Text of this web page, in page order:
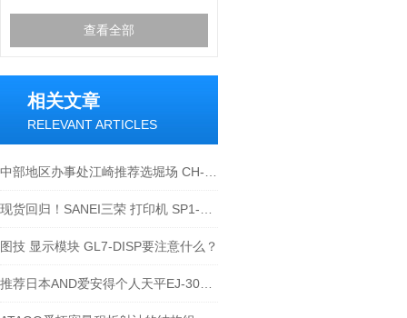
查看全部
相关文章
RELEVANT ARTICLES
图技 显示模块 GL7-DISP要注意什么？